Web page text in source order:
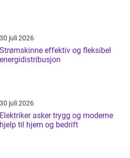
30 juli 2026
Strømskinne effektiv og fleksibel
energidistribusjon
30 juli 2026
Elektriker asker trygg og moderne
hjelp til hjem og bedrift